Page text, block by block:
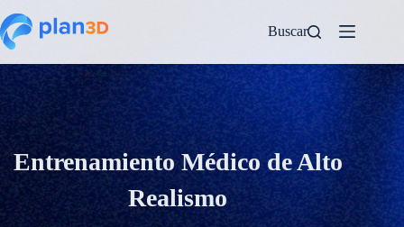
Buscar
Entrenamiento Médico de Alto
Realismo